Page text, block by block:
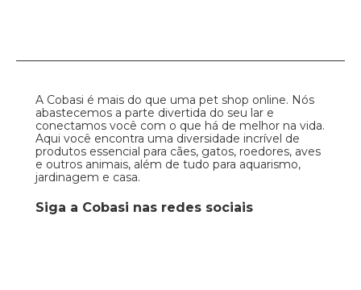
A Cobasi é mais do que uma pet shop online. Nós
abastecemos a parte divertida do seu lar e
conectamos você com o que há de melhor na vida.
Aqui você encontra uma diversidade incrível de
produtos essencial para cães, gatos, roedores, aves
e outros animais, além de tudo para aquarismo,
jardinagem e casa.
Siga a Cobasi nas redes sociais